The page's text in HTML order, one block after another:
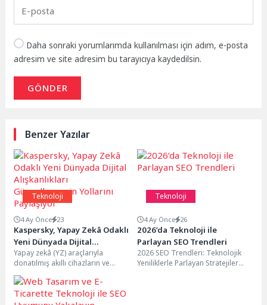
Daha sonraki yorumlarımda kullanılması için adım, e-posta
adresim ve site adresim bu tarayıcıya kaydedilsin.
GÖNDER
Benzer Yazılar
Teknoloji
4 Ay Önce 23
Kaspersky, Yapay Zekâ Odaklı
Yeni Dünyada Dijital
Alışkanlıkları Güncellemenin
Yollarını Paylaşıyor
Yapay zekâ (YZ) araçlarıyla
donatılmış akıllı cihazların ve
" kesintisiz çalışan dijital
hizmetler" hizmetlerin günlük
hayatın...
Teknoloji
4 Ay Önce 26
2026’da Teknoloji ile
Parlayan SEO Trendleri
2026 SEO Trendleri: Teknolojik
Yeniliklerle Parlayan Stratejiler